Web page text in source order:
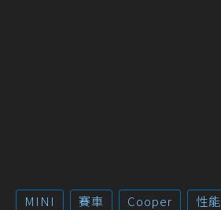
MINI 賽車 Cooper 性能